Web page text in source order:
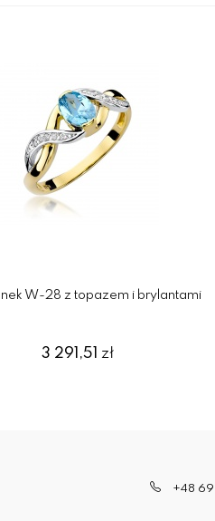
W-28 z topazem i brylantami
3 291,51 zł
+48